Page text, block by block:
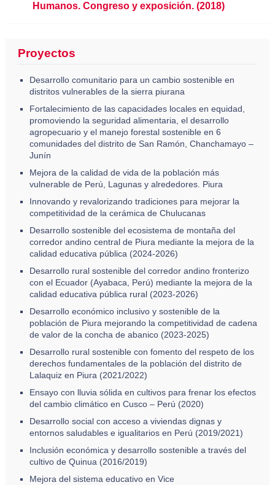
Humanos. Congreso y exposición. (2018)
Proyectos
Desarrollo comunitario para un cambio sostenible en
distritos vulnerables de la sierra piurana
Fortalecimiento de las capacidades locales en equidad,
promoviendo la seguridad alimentaria, el desarrollo
agropecuario y el manejo forestal sostenible en 6
comunidades del distrito de San Ramón, Chanchamayo –
Junín
Mejora de la calidad de vida de la población más
vulnerable de Perú, Lagunas y alrededores. Piura
Innovando y revalorizando tradiciones para mejorar la
competitividad de la cerámica de Chulucanas
Desarrollo sostenible del ecosistema de montaña del
corredor andino central de Piura mediante la mejora de la
calidad educativa pública (2024-2026)
Desarrollo rural sostenible del corredor andino fronterizo
con el Ecuador (Ayabaca, Perú) mediante la mejora de la
calidad educativa pública rural (2023-2026)
Desarrollo económico inclusivo y sostenible de la
población de Piura mejorando la competitividad de cadena
de valor de la concha de abanico (2023-2025)
Desarrollo rural sostenible con fomento del respeto de los
derechos fundamentales de la población del distrito de
Lalaquiz en Piura (2021/2022)
Ensayo con lluvia sólida en cultivos para frenar los efectos
del cambio climático en Cusco – Perú (2020)
Desarrollo social con acceso a viviendas dignas y
entornos saludables e igualitarios en Perú (2019/2021)
Inclusión económica y desarrollo sostenible a través del
cultivo de Quinua (2016/2019)
Mejora del sistema educativo en Vice